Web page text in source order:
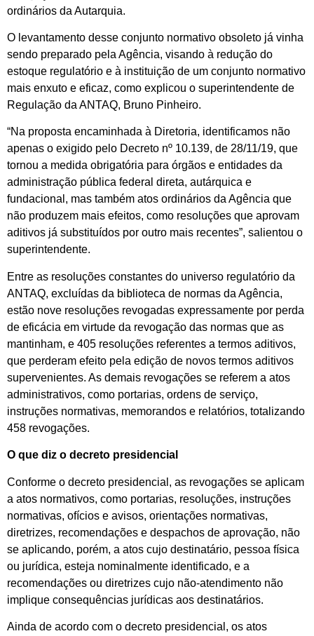
ordinários da Autarquia.
O levantamento desse conjunto normativo obsoleto já vinha
sendo preparado pela Agência, visando à redução do
estoque regulatório e à instituição de um conjunto normativo
mais enxuto e eficaz, como explicou o superintendente de
Regulação da ANTAQ, Bruno Pinheiro.
“Na proposta encaminhada à Diretoria, identificamos não
apenas o exigido pelo Decreto nº 10.139, de 28/11/19, que
tornou a medida obrigatória para órgãos e entidades da
administração pública federal direta, autárquica e
fundacional, mas também atos ordinários da Agência que
não produzem mais efeitos, como resoluções que aprovam
aditivos já substituídos por outro mais recentes”, salientou o
superintendente.
Entre as resoluções constantes do universo regulatório da
ANTAQ, excluídas da biblioteca de normas da Agência,
estão nove resoluções revogadas expressamente por perda
de eficácia em virtude da revogação das normas que as
mantinham, e 405 resoluções referentes a termos aditivos,
que perderam efeito pela edição de novos termos aditivos
supervenientes. As demais revogações se referem a atos
administrativos, como portarias, ordens de serviço,
instruções normativas, memorandos e relatórios, totalizando
458 revogações.
O que diz o decreto presidencial
Conforme o decreto presidencial, as revogações se aplicam
a atos normativos, como portarias, resoluções, instruções
normativas, ofícios e avisos, orientações normativas,
diretrizes, recomendações e despachos de aprovação, não
se aplicando, porém, a atos cujo destinatário, pessoa física
ou jurídica, esteja nominalmente identificado, e a
recomendações ou diretrizes cujo não-atendimento não
implique consequências jurídicas aos destinatários.
Ainda de acordo com o decreto presidencial, os atos